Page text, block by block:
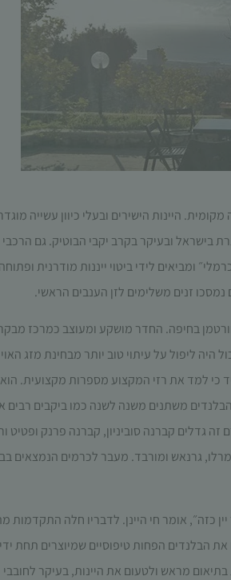
היינות הישירים ובעלי כיוון עשייה
בישראל ובעיקר בקרב יקבי הבוטיק. גם
ומביאים לידי ביטוי ייננות מודרנית
בחיפה. החדר מושקע ומעוצב כמרכז
ליפול על עיתוי טוב יותר מבחינת מזג
למד את רזי המקצוע מספרות מקצועית.
משתנים משנה לשנה כמו ביקבים
גדלים קברנה סוביניון, קברנה פרנק ופטיט
גרנאש ומורבד. מעבר לכרמים הנמצאים
יין כזה״, אומר חי היינן. לדבריו חלה
הבלנדים הפחות טיפוסיים שמיוצרים תחת
מראש ולטעום את היינות, בעיקר
קובצי
Cookie
אלו אינם
אופציונליים.
להפעלת
האתר.
כדי שנוכל
תפקוד האתר
ומבנהו,
אופן השימוש
משתמש
כדי שהאתר
בצורה
מיטבית
לקובצי
אלו, חלק
מהפונקציות